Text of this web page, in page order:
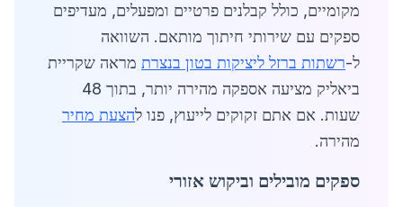
מקומיים, כולל קבלנים פרטיים ומפעלים, מעדיפים
ספקים עם שירותי חיתוך מותאם. השוואה
ל-רשתות ברזל ליציקות בטון בנצרת מראה שקריית
ביאליק מציעה אספקה מהירה יותר, בתוך 48
שעות. אם אתם זקוקים לייעוץ, פנו להצעת מחיר
מהירה.
ספקים מובילים וביקוש אזורי